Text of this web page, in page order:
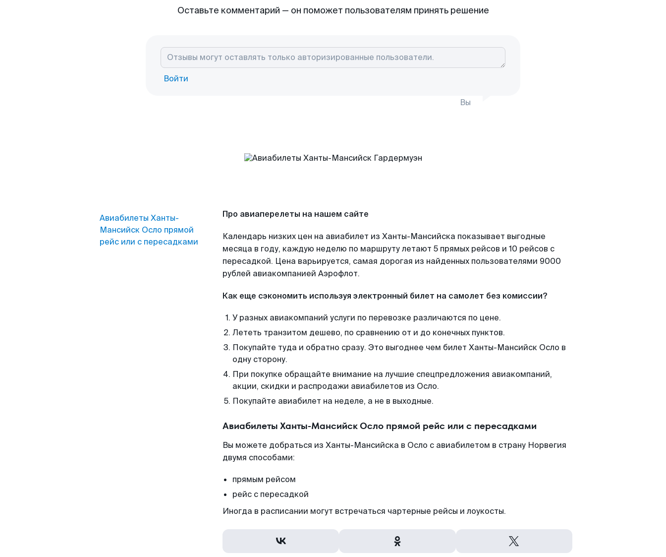
Оставьте комментарий — он поможет пользователям принять решение
Войти
Вы
Авиабилеты Ханты-
Мансийск Осло прямой
рейс или с пересадками
Про авиаперелеты на нашем сайте
Календарь низких цен на авиабилет из Ханты-Мансийска показывает выгодные
месяца в году, каждую неделю по маршруту летают 5 прямых рейсов и 10 рейсов с
пересадкой. Цена варьируется, самая дорогая из найденных пользователями 9000
рублей авиакомпанией Аэрофлот.
Как еще сэкономить используя электронный билет на самолет без комиссии?
У разных авиакомпаний услуги по перевозке различаются по цене.
Лететь транзитом дешево, по сравнению от и до конечных пунктов.
Покупайте туда и обратно сразу. Это выгоднее чем билет Ханты-Мансийск Осло в
одну сторону.
При покупке обращайте внимание на лучшие спецпредложения авиакомпаний,
акции, скидки и распродажи авиабилетов из Осло.
Покупайте авиабилет на неделе, а не в выходные.
Авиабилеты Ханты-Мансийск Осло прямой рейс или с пересадками
Вы можете добраться из Ханты-Мансийска в Осло с авиабилетом в страну Норвегия
двумя способами:
прямым рейсом
рейс с пересадкой
Иногда в расписании могут встречаться чартерные рейсы и лоукосты.